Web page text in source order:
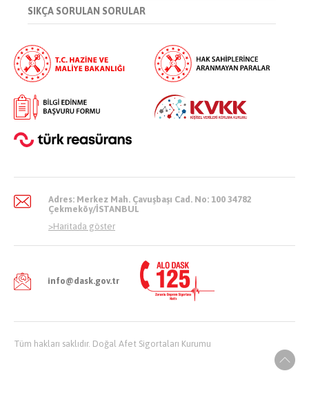
SIKÇA SORULAN SORULAR
Adres: Merkez Mah. Çavuşbaşı Cad. No: 100 34782
Çekmeköy/İSTANBUL
>Haritada göster
info@dask.gov.tr
Tüm hakları saklıdır. Doğal Afet Sigortaları Kurumu